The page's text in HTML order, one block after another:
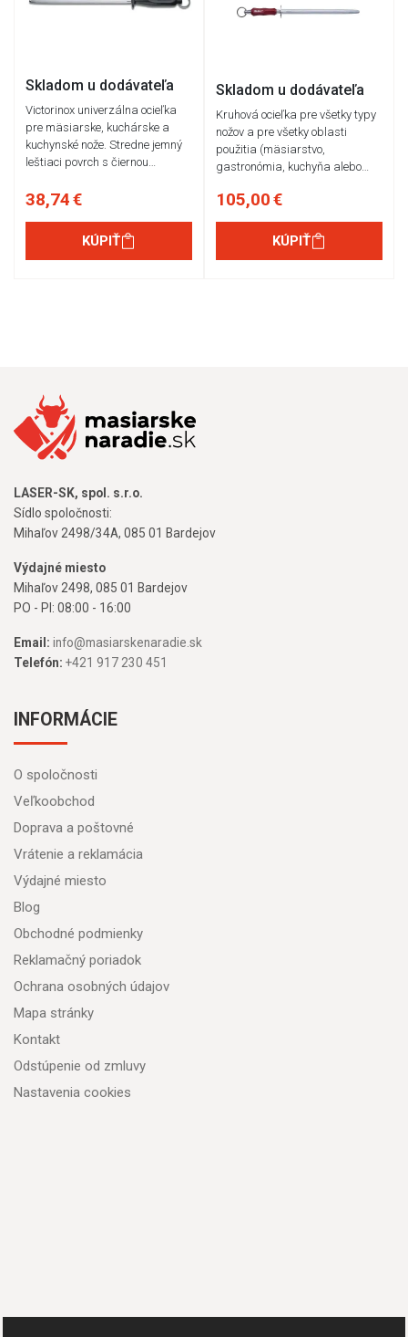
Skladom u dodávateľa
Victorinox univerzálna ocieľka
pre mäsiarske, kuchárske a
kuchynské nože. Stredne jemný
leštiaci povrch s čiernou…
38,74 €
KÚPIŤ
Skladom u dodávateľa
Kruhová ocieľka pre všetky typy
nožov a pre všetky oblasti
použitia (mäsiarstvo,
gastronómia, kuchyňa alebo…
105,00 €
KÚPIŤ
LASER-SK, spol. s.r.o.
Sídlo spoločnosti:
Mihaľov 2498/34A, 085 01 Bardejov
Výdajné miesto
Mihaľov 2498, 085 01 Bardejov
PO - PI: 08:00 - 16:00
Email: info@masiarskenaradie.sk
Telefón: +421 917 230 451
INFORMÁCIE
O spoločnosti
Veľkoobchod
Doprava a poštovné
Vrátenie a reklamácia
Výdajné miesto
Blog
Obchodné podmienky
Reklamačný poriadok
Ochrana osobných údajov
Mapa stránky
Kontakt
Odstúpenie od zmluvy
Nastavenia cookies